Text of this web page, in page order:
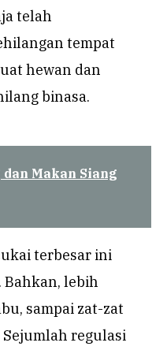
telah
tempat
hewan dan
binasa.
Makan Siang
terbesar ini
lebih
sampai zat-zat
regulasi